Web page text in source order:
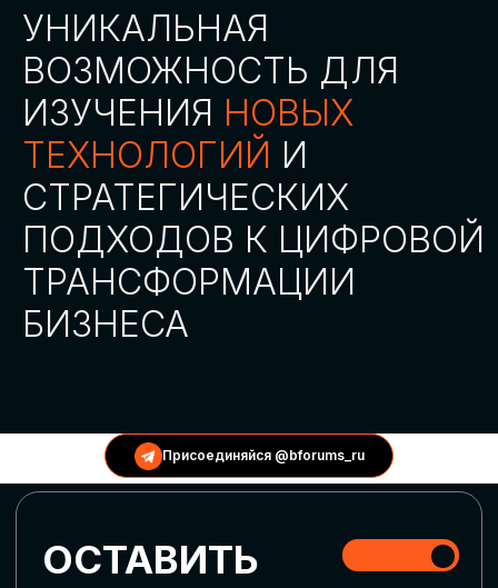
Присоединяйся @bforums_ru
АККРЕДИТАЦИЯ СМИ
СКАЧАТЬ ПРОГРАММУ
СТАТЬ СПИКЕРОМ
СТАТЬ УЧАСТНИКОМ
ГЛОБАЛЬНАЯ
ЦИФРОВИЗАЦИЯ
актуальных трендов глобальной цифровой
трансформации. Узнаем о новых подходах